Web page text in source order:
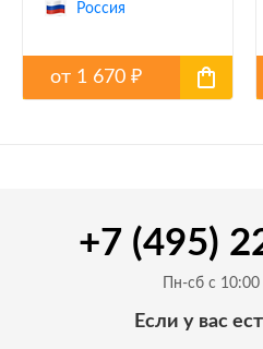
Россия
от 1 670 ₽
+7 (495)
Пн-сб с
Если у вас